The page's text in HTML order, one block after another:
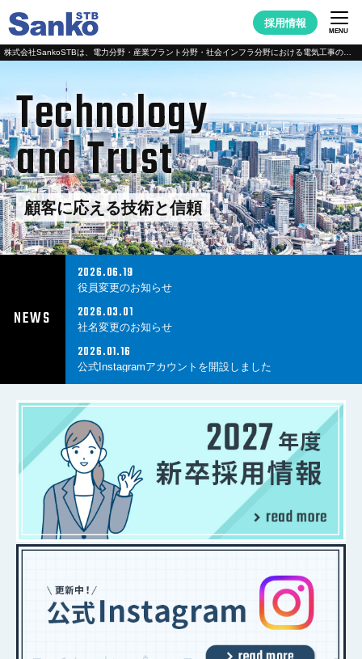
採用情報
MENU
Technology
and Trust
顧客に応える技術と信頼
NEWS
2026.06.19
役員変更のお知らせ
2026.03.01
社名変更のお知らせ
2026.01.16
公式Instagramアカウントを開設しました